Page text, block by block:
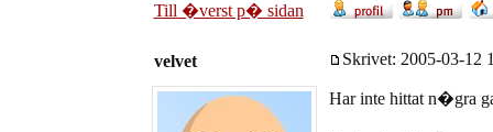
Till �verst p� sidan
velvet Skrivet: 2005-03-12
Har inte hittat n�gra